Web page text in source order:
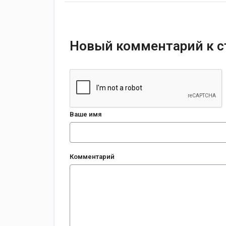
Новый комментарий к
Ваше имя
Комментарий